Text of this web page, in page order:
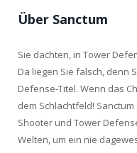
Über Sanctum
Sie dachten, in Tower
Da liegen Sie falsch, denn
Defense-Titel. Wenn das
dem Schlachtfeld!
Shooter und Tower
Welten, um ein nie